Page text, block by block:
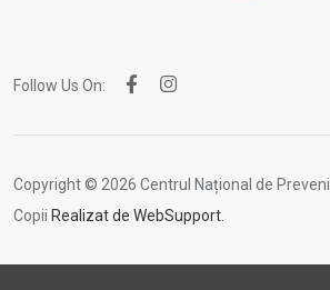
Follow Us On:
Copyright © 2026 Centrul Național de
Copii Realizat de WebSupport.